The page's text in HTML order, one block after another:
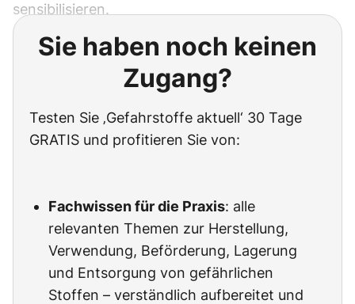
sensibilisieren.
Sie haben noch keinen
Zugang?
Testen Sie ‚Gefahrstoffe aktuell‘ 30 Tage
GRATIS und profitieren Sie von:
Fachwissen für die Praxis: alle
relevanten Themen zur Herstellung,
Verwendung, Beförderung, Lagerung
und Entsorgung von gefährlichen
Stoffen – verständlich aufbereitet und